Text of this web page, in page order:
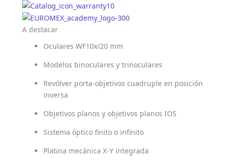
A destacar
Oculares WF10x/20 mm
Modelos binoculares y trinoculares
Revólver porta-objetivos cuadruple en posición
inversa
Objetivos planos y objetivos planos IOS
Sistema óptico finito o infinito
Platina mecánica X-Y integrada